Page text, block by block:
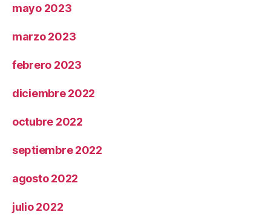
mayo 2023
marzo 2023
febrero 2023
diciembre 2022
octubre 2022
septiembre 2022
agosto 2022
julio 2022